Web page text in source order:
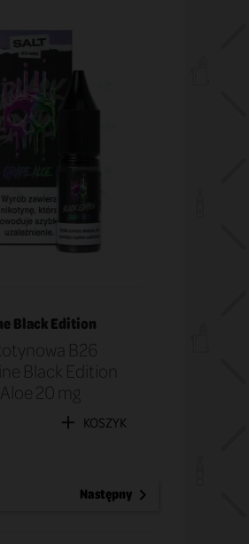
Black Edition
B26
Black Edition
20 mg
KOSZYK
Następny